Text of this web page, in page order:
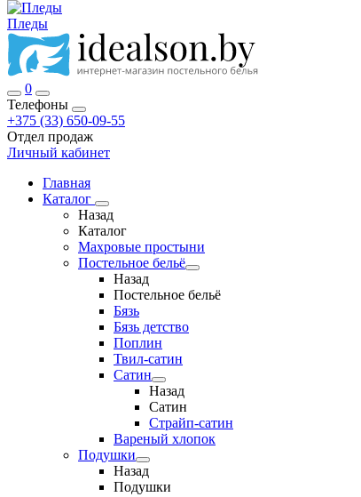
Пледы
0
Телефоны
+375 (33) 650-09-55
Отдел продаж
Личный кабинет
Главная
Каталог
Назад
Каталог
Махровые простыни
Постельное бельё
Назад
Постельное бельё
Бязь
Бязь детство
Поплин
Твил-сатин
Сатин
Назад
Сатин
Страйп-сатин
Вареный хлопок
Подушки
Назад
Подушки